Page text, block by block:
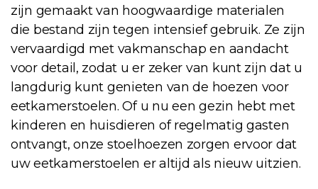
zijn gemaakt van hoogwaardige materialen
die bestand zijn tegen intensief gebruik. Ze zijn
vervaardigd met vakmanschap en aandacht
voor detail, zodat u er zeker van kunt zijn dat u
langdurig kunt genieten van de hoezen voor
eetkamerstoelen. Of u nu een gezin hebt met
kinderen en huisdieren of regelmatig gasten
ontvangt, onze stoelhoezen zorgen ervoor dat
uw eetkamerstoelen er altijd als nieuw uitzien.